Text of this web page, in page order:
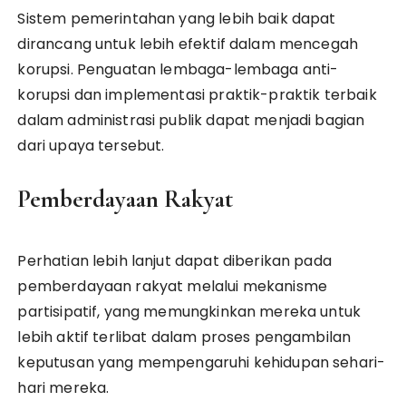
Sistem pemerintahan yang lebih baik dapat
dirancang untuk lebih efektif dalam mencegah
korupsi. Penguatan lembaga-lembaga anti-
korupsi dan implementasi praktik-praktik terbaik
dalam administrasi publik dapat menjadi bagian
dari upaya tersebut.
Pemberdayaan Rakyat
Perhatian lebih lanjut dapat diberikan pada
pemberdayaan rakyat melalui mekanisme
partisipatif, yang memungkinkan mereka untuk
lebih aktif terlibat dalam proses pengambilan
keputusan yang mempengaruhi kehidupan sehari-
hari mereka.